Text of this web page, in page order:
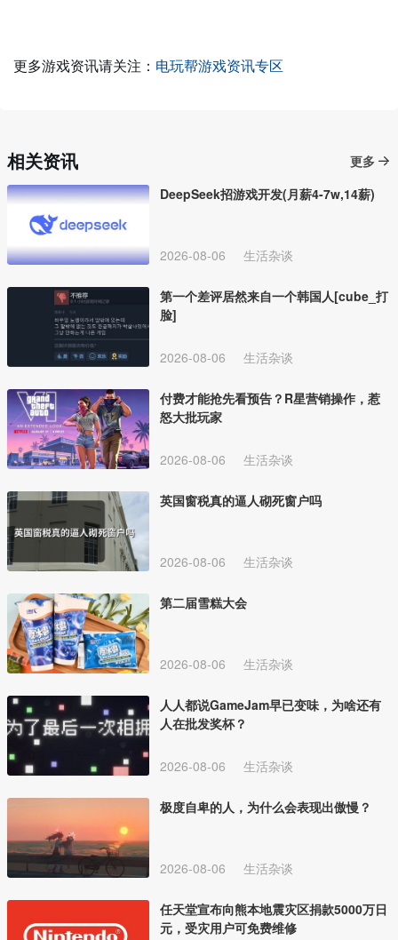
更多游戏资讯请关注： 电玩帮游戏资讯专区
相关资讯
更多
DeepSeek招游戏开发(月薪4-7w,14薪)
2026-08-06 生活杂谈
第一个差评居然来自一个韩国人[cube_打
脸]
2026-08-06 生活杂谈
付费才能抢先看预告？R星营销操作，惹
怒大批玩家
2026-08-06 生活杂谈
英国窗税真的逼人砌死窗户吗
2026-08-06 生活杂谈
第二届雪糕大会
2026-08-06 生活杂谈
人人都说GameJam早已变味，为啥还有
人在批发奖杯？
2026-08-06 生活杂谈
极度自卑的人，为什么会表现出傲慢？
2026-08-06 生活杂谈
任天堂宣布向熊本地震灾区捐款5000万日
元，受灾用户可免费维修